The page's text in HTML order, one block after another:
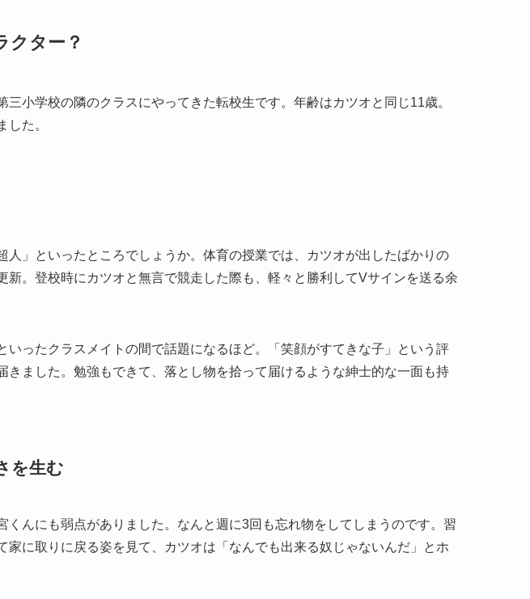
クター？
小学校の隣のクラスにやってきた転校生です。年齢はカツオと同じ11歳。
した。
人」といったところでしょうか。体育の授業では、カツオが出したばかりの
新。登校時にカツオと無言で競走した際も、軽々と勝利してVサインを送る余
いったクラスメイトの間で話題になるほど。「笑顔がすてきな子」という評
きました。勉強もできて、落とし物を拾って届けるような紳士的な一面も持
を生む
くんにも弱点がありました。なんと週に3回も忘れ物をしてしまうのです。習
に取りに戻る姿を見て、カツオは「なんでも出来る奴じゃないんだ」とホ